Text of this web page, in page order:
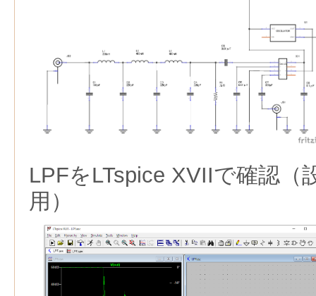
LPFをLTspice XVIIで確認（
用）